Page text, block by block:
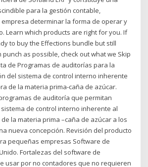
para la gestión contable,
determinar la forma de operar y
Learn which products are right for you. If
to buy the Effections bundle but still
punch as possible, check out what we Skip
de Programas de auditorías para la
del sistema de control interno inherente
de la materia prima-caña de azúcar.
de auditoría que permitan
de control interno inherente al
la materia prima –caña de azúcar a los
nueva concepción. Revisión del producto
pequeñas empresas Software de
Fortalezas del software de
usar por no contadores que no requieren